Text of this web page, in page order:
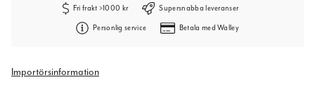
Fri frakt >1000 kr Supersnabba leveranser
Personlig service Betala med Walley
Importörsinformation